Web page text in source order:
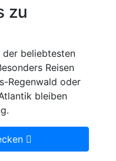
zu
der beliebtesten
Reisen
Regenwald oder
bleiben